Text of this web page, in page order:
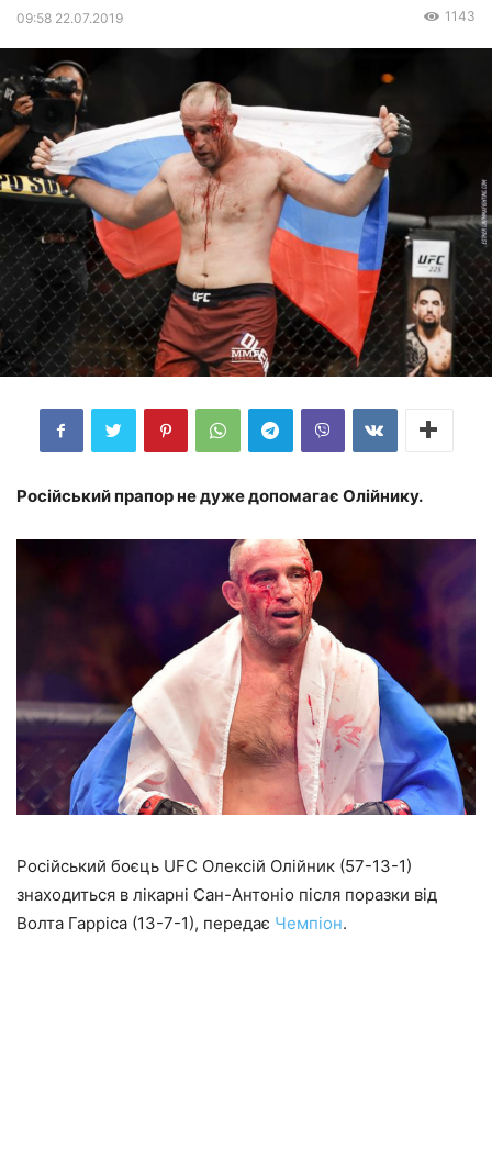
09:58 22.07.2019 1143
Російський прапор не дуже допомагає Олійнику.
Російський боєць UFC Олексій Олійник (57-13-1)
знаходиться в лікарні Сан-Антоніо після поразки від
Волта Гарріса (13-7-1), передає Чемпіон.